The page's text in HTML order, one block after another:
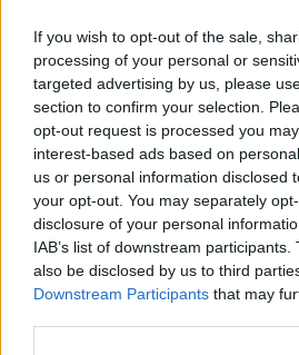
If you wish to opt-out of the sale,
processing of your personal or
targeted advertising by us, please
section to confirm your selection.
opt-out request is processed you
interest-based ads based on
us or personal information disclosed
your opt-out. You may separately
disclosure of your personal
IAB’s list of downstream
also be disclosed by us to third
Downstream Participants that may
Para§raf.
Åkessons utspel
nazistiska
partiet
Det är förjävligt –
är sant
Peter Rätz är
Peter Rätz om